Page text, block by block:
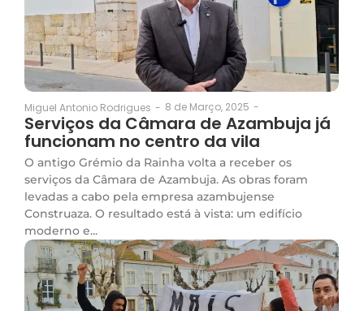
Miguel Antonio Rodrigues - 8 de Março, 2025 -
Serviços da Câmara de Azambuja já
funcionam no centro da vila
O antigo Grémio da Rainha volta a receber os
serviços da Câmara de Azambuja. As obras foram
levadas a cabo pela empresa azambujense
Construaza. O resultado está à vista: um edifício
moderno e...